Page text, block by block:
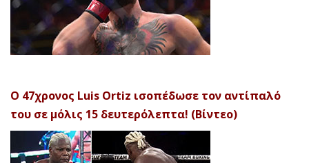
Ο 47χρονος Luis Ortiz ισοπέδωσε τον αντίπαλό
του σε μόλις 15 δευτερόλεπτα! (Βίντεο)